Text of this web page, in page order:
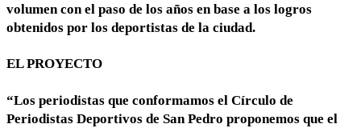
volumen con el paso de los años en base a los logros
obtenidos por los deportistas de la ciudad.
EL PROYECTO
“Los periodistas que conformamos el Círculo de
Periodistas Deportivos de San Pedro proponemos que el